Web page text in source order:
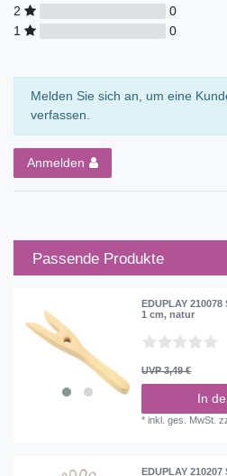
2
0
1
0
Melden Sie sich an, um eine
verfassen.
Anmelden
Passende Produkte
EDUPLAY
1 cm, natur
UVP 3,49 €
In
*inkl. ges. MwSt.
EDUPLAY